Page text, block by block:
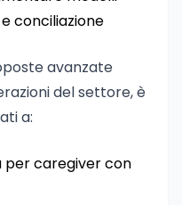
conciliazione
avanzate
del settore, è
a:
per caregiver con